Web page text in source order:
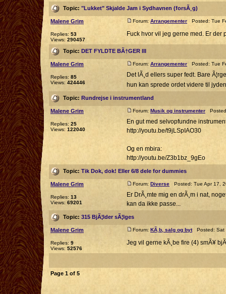
Topic:"Lukket" Skjalde Jam i Sydhavnen (forsÃ¸g)
Malene Grim
Replies: 53
Views: 290457
Forum: Arrangementer Posted: Tue
Fuck hvor vil jeg gerne med. Er
Topic:DET FYLDTE BÃ†GER III
Malene Grim
Replies: 85
Views: 424446
Forum: Arrangementer Posted: Tue
Det lÃ¸d ellers super fedt. Bare
hun kan sprede ordet videre til
Topic:Rundrejse i instrumentland
Malene Grim
Replies: 25
Views: 122040
Forum: Musik og instrumenter
En gut med selvopfundne
http://youtu.be/t9jLSpIAO30
Og en mbira:
http://youtu.be/Z3b1bz_9gEo
Topic:Tik Dok, dok! Eller 6/8 dele for dummies
Malene Grim
Replies: 13
Views: 69201
Forum: Diverse Posted: Tue Apr 17,
Er DrÃ¸mte mig en drÃ¸m i nat,
kan da ikke passe...
Topic:315 BjÃ¦lder sÃ¦lges
Malene Grim
Replies: 9
Views: 52576
Forum: KÃ¸b, salg og bytPosted: Sat
Jeg vil gerne kÃ¸be fire (4) smÃ¥
Page 1 of 5